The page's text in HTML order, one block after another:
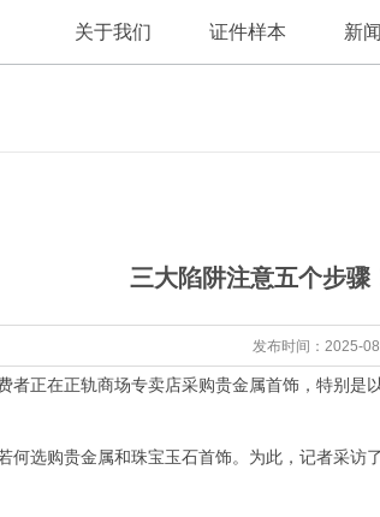
关于我们 证件样本 新
三大陷阱注意五个步
发布时间：2025-
正在正轨商场专卖店采购贵金属首饰，特别是
选购贵金属和珠宝玉石首饰。为此，记者采访